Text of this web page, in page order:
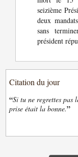
seizième
deux
sans
président
Citation du jour
“Si tu ne regrettes pas
prise était la bonne.”